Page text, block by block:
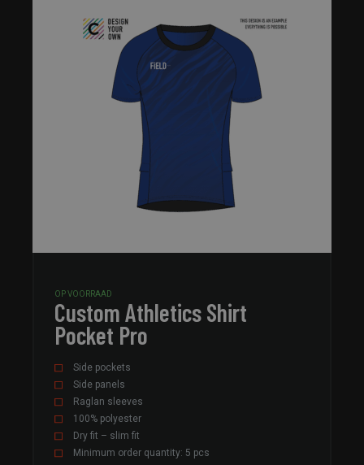
OP VOORRAAD
Custom Athletics Shirt
Pocket Pro
Side pockets
Side panels
Raglan sleeves
100% polyester
Dry fit – slim fit
Minimum order quantity: 5 pcs